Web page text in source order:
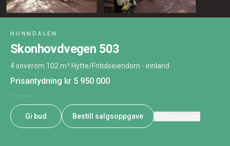
HUNNDALEN
Skonhovdvegen 503
4 soverom·102 m²·Hytte/Fritidseiendom - innland
Prisantydning kr 5 950 000
Gi bud Bestill salgsoppgave